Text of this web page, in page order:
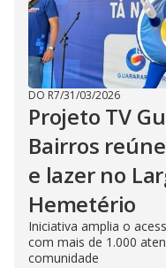
DO R7/31/03/2026
Projeto TV
Bairros
e lazer no
Hemetério
Iniciativa amplia o
com mais de 1.000
comunidade